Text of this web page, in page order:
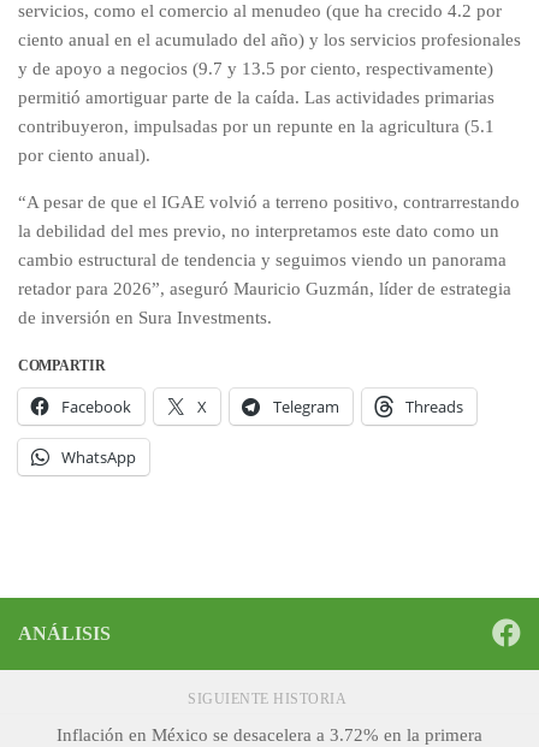
servicios, como el comercio al menudeo (que ha crecido 4.2 por
ciento anual en el acumulado del año) y los servicios profesionales
y de apoyo a negocios (9.7 y 13.5 por ciento, respectivamente)
permitió amortiguar parte de la caída. Las actividades primarias
contribuyeron, impulsadas por un repunte en la agricultura (5.1
por ciento anual).
“A pesar de que el IGAE volvió a terreno positivo, contrarrestando
la debilidad del mes previo, no interpretamos este dato como un
cambio estructural de tendencia y seguimos viendo un panorama
retador para 2026”, aseguró Mauricio Guzmán, líder de estrategia
de inversión en Sura Investments.
COMPARTIR
Facebook X Telegram Threads
WhatsApp
ANÁLISIS
SIGUIENTE HISTORIA
Inflación en México se desacelera a 3.72% en la primera